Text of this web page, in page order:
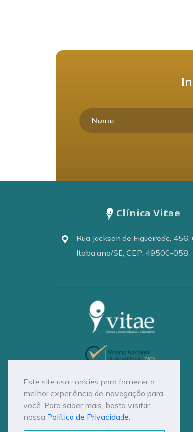
Clínica Vitae
Rua Jackson de Figueiredo, 456,
Itabaiana/SE, CEP: 49500-058.
Este site usa cookies para fornecer a
melhor experiência de navegação para
você. Para saber mais, basta visitar
nossa Política de Privacidade.